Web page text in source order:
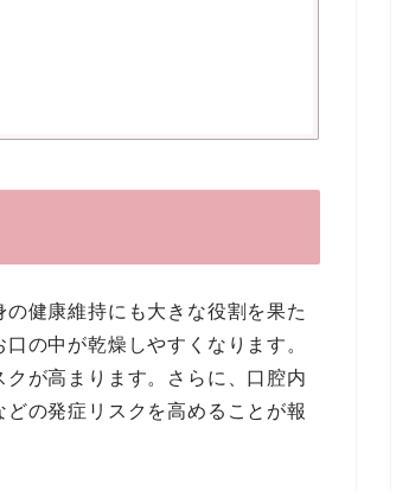
健康維持にも大きな役割を果た
の中が乾燥しやすくなります。
が高まります。さらに、口腔内
の発症リスクを高めることが報